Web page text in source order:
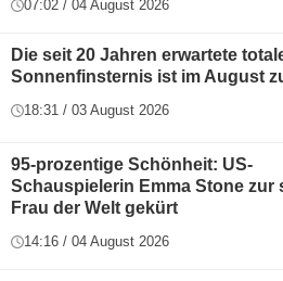
07:02 / 04 August 2026
Die seit 20 Jahren erwartete
Sonnenfinsternis ist im August
18:31 / 03 August 2026
95-prozentige Schönheit: US-
Schauspielerin Emma Stone zur
Frau der Welt gekürt
14:16 / 04 August 2026